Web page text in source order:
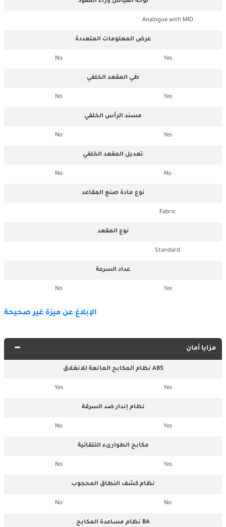
Analogue with MID
عرض المعلومات المتعددة
Yes
No
طي المقعد الخلفي
Yes
No
مسند الرأس الخلفي
Yes
No
تعديل المقعد الخلفي
No
No
نوع مادة صنع المقاعد
Fabric
نوع المقعد
Standard
عداد السرعة
Yes
No
الإبلاغ عن ميزة غير صحيحة
مزايا أمان
نظام المكابح المانعة للانغلاق ABS
Yes
Yes
نظام إندار ضد السرقة
Yes
No
مكابح الطوارىء التلقائية
Yes
No
نظام كشف النطاق المحجوب
No
No
نظام مساعدة المكابح BA